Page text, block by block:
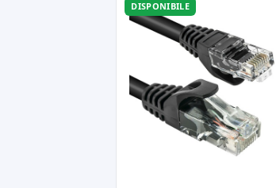
DISPONIBILE